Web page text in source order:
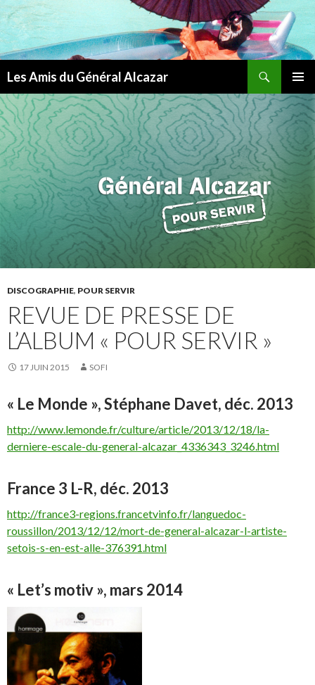
Les Amis du Général Alcazar
MENU
AU
CONTENU
DISCOGRAPHIE, POUR SERVIR
REVUE DE PRESSE DE
L’ALBUM « POUR SERVIR »
17 JUIN 2015 SOFI
« Le Monde », Stéphane Davet, déc. 2013
http://www.lemonde.fr/culture/article/2013/12/18/la-
derniere-escale-du-general-alcazar_4336343_3246.html
France 3 L-R, déc. 2013
http://france3-regions.francetvinfo.fr/languedoc-
roussillon/2013/12/12/mort-de-general-alcazar-l-artiste-
setois-s-en-est-alle-376391.html
« Let’s motiv », mars 2014